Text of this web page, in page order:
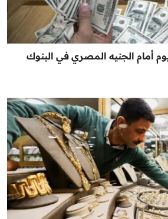
أمام الجنيه المصري في البنوك